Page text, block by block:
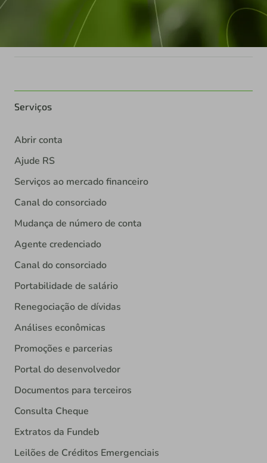
Serviços
Abrir conta
Ajude RS
Serviços ao mercado financeiro
Canal do consorciado
Mudança de número de conta
Agente credenciado
Canal do consorciado
Portabilidade de salário
Renegociação de dívidas
Análises econômicas
Promoções e parcerias
Portal do desenvolvedor
Documentos para terceiros
Consulta Cheque
Extratos da Fundeb
Leilões de Créditos Emergenciais